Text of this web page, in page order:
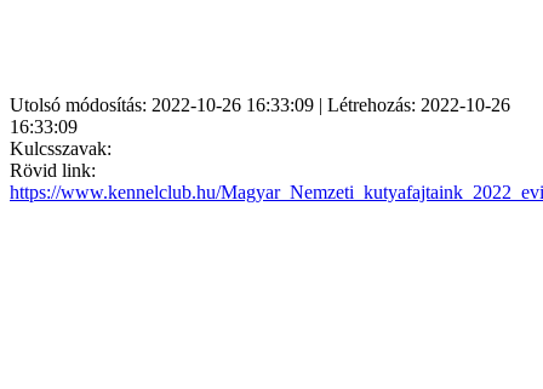
Utolsó módosítás: 2022-10-26 16:33:09 | Létrehozás: 2022-10-26
16:33:09
Kulcsszavak:
Rövid link:
https://www.kennelclub.hu/